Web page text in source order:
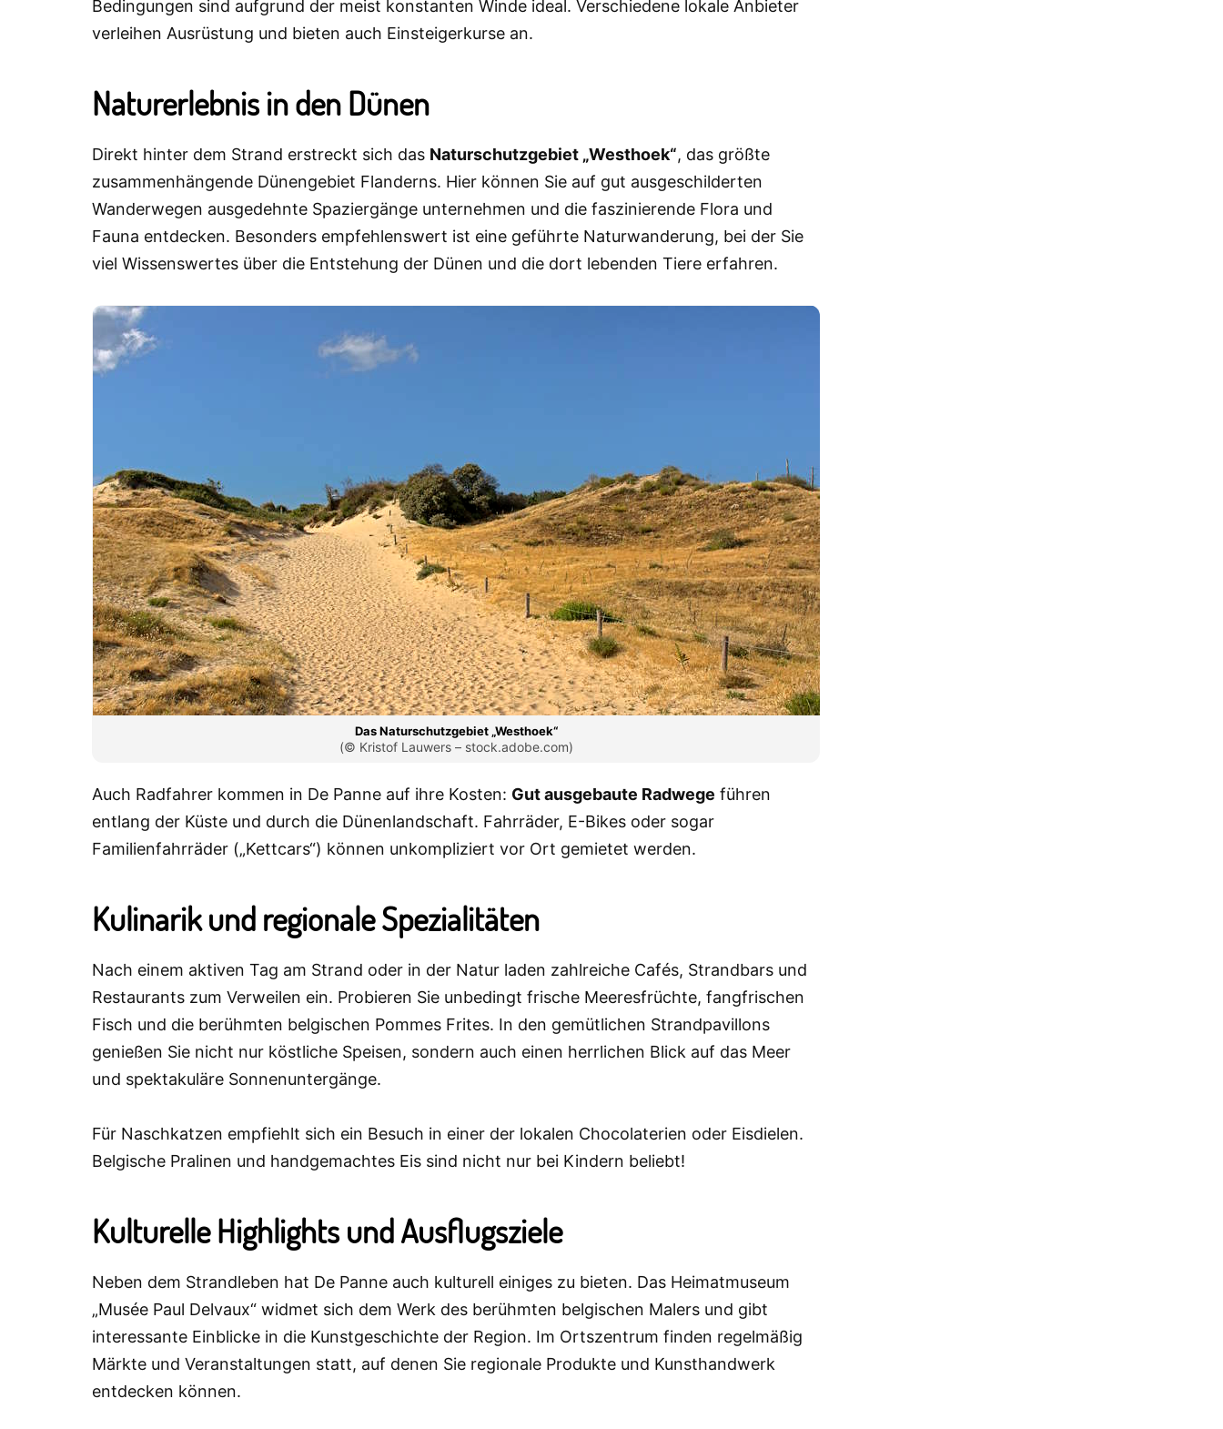
Bedingungen sind aufgrund der meist konstanten Winde ideal. Verschiedene lokale Anbieter
verleihen Ausrüstung und bieten auch Einsteigerkurse an.
Naturerlebnis in den Dünen
Direkt hinter dem Strand erstreckt sich das Naturschutzgebiet „Westhoek“, das größte
zusammenhängende Dünengebiet Flanderns. Hier können Sie auf gut ausgeschilderten
Wanderwegen ausgedehnte Spaziergänge unternehmen und die faszinierende Flora und
Fauna entdecken. Besonders empfehlenswert ist eine geführte Naturwanderung, bei der Sie
viel Wissenswertes über die Entstehung der Dünen und die dort lebenden Tiere erfahren.
Das Naturschutzgebiet „Westhoek“
(© Kristof Lauwers – stock.adobe.com)
Auch Radfahrer kommen in De Panne auf ihre Kosten: Gut ausgebaute Radwege führen
entlang der Küste und durch die Dünenlandschaft. Fahrräder, E-Bikes oder sogar
Familienfahrräder („Kettcars“) können unkompliziert vor Ort gemietet werden.
Kulinarik und regionale Spezialitäten
Nach einem aktiven Tag am Strand oder in der Natur laden zahlreiche Cafés, Strandbars und
Restaurants zum Verweilen ein. Probieren Sie unbedingt frische Meeresfrüchte, fangfrischen
Fisch und die berühmten belgischen Pommes Frites. In den gemütlichen Strandpavillons
genießen Sie nicht nur köstliche Speisen, sondern auch einen herrlichen Blick auf das Meer
und spektakuläre Sonnenuntergänge.
Für Naschkatzen empfiehlt sich ein Besuch in einer der lokalen Chocolaterien oder Eisdielen.
Belgische Pralinen und handgemachtes Eis sind nicht nur bei Kindern beliebt!
Kulturelle Highlights und Ausflugsziele
Neben dem Strandleben hat De Panne auch kulturell einiges zu bieten. Das Heimatmuseum
„Musée Paul Delvaux“ widmet sich dem Werk des berühmten belgischen Malers und gibt
interessante Einblicke in die Kunstgeschichte der Region. Im Ortszentrum finden regelmäßig
Märkte und Veranstaltungen statt, auf denen Sie regionale Produkte und Kunsthandwerk
entdecken können.